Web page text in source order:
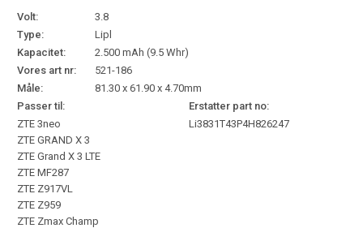
Volt:
3.8
Type:
Lipl
Kapacitet:
2.500 mAh (9.5 Whr)
Vores art nr:
521-186
Måle:
81.30 x 61.90 x 4.70mm
Passer til:
Erstatter part no:
ZTE 3neo
ZTE GRAND X 3
ZTE Grand X 3 LTE
ZTE MF287
ZTE Z917VL
ZTE Z959
ZTE Zmax Champ
Li3831T43P4H826247